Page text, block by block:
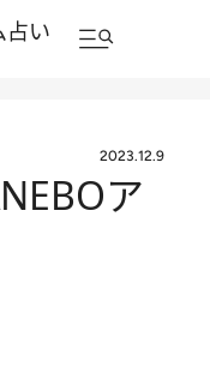
占い
2023.12.9
ア